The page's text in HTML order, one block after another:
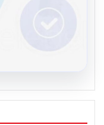
Sanal
Muhabbet